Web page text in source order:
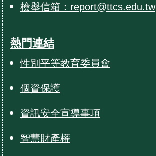
檢舉信箱：report@ttcs.edu.tw
熱門連結
性別平等教育委員會
個資保護
資訊安全宣導事項
智慧財產權